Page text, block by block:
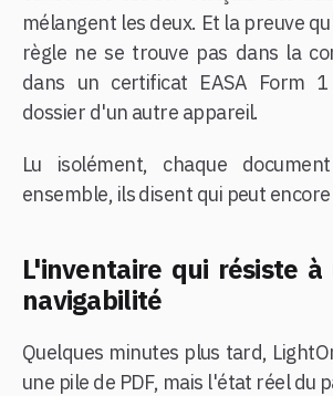
mélangent les deux. Et la preuve
règle ne se trouve pas dans la
dans un certificat EASA Form
dossier d'un autre appareil.
Lu isolément, chaque
ensemble, ils disent qui peut encore
L'inventaire qui résiste
navigabilité
Quelques minutes plus tard,
une pile de PDF, mais l'état réel du